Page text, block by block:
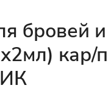
бровей
кар/